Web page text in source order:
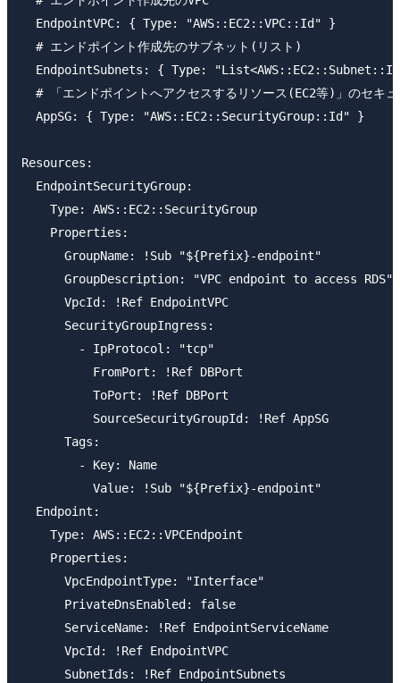
  EndpointVPC: { Type: "AWS::EC2::VPC::Id" }
  # エンドポイント作成先のサブネット(リスト)
EndpointSubnets: { Type:
# 「エンドポイントへアクセスするリソース(EC2等)」のセキ
  AppSG: { Type: "AWS::EC2::SecurityGroup::Id" }
Resources:
  EndpointSecurityGroup:
    Type: AWS::EC2::SecurityGroup
    Properties:
      GroupName: !Sub "${Prefix}-endpoint"
      GroupDescription: "VPC endpoint to access RDS"
      VpcId: !Ref EndpointVPC
      SecurityGroupIngress:
        - IpProtocol: "tcp"
          FromPort: !Ref DBPort
          ToPort: !Ref DBPort
          SourceSecurityGroupId: !Ref AppSG
      Tags:
        - Key: Name
          Value: !Sub "${Prefix}-endpoint"
  Endpoint:
    Type: AWS::EC2::VPCEndpoint
    Properties:
      VpcEndpointType: "Interface"
      PrivateDnsEnabled: false
      ServiceName: !Ref EndpointServiceName
      VpcId: !Ref EndpointVPC
      SubnetIds: !Ref EndpointSubnets